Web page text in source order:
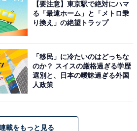
【要注意】東京駅で絶対にハマ
る「最遠ホーム」と「メトロ乗
り換え」の絶望トラップ
「移民」に冷たいのはどっちな
のか？ スイスの厳格過ぎる学歴
選別と、日本の曖昧過ぎる外国
人政策
載をもっと見る